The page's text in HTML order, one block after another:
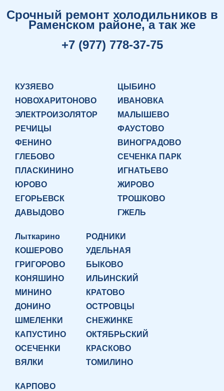
Срочный ремонт холодильников в
Раменском районе, а так же
+7 (977) 778-37-75
КУЗЯЕВО
НОВОХАРИТОНОВО
ЭЛЕКТРОИЗОЛЯТОР
РЕЧИЦЫ
ФЕНИНО
ГЛЕБОВО
ПЛАСКИНИНО
ЮРОВО
ЕГОРЬЕВСК
ДАВЫДОВО
ЦЫБИНО
ИВАНОВКА
МАЛЫШЕВО
ФАУСТОВО
ВИНОГРАДОВО
СЕЧЕНКА ПАРК
ИГНАТЬЕВО
ЖИРОВО
ТРОШКОВО
ГЖЕЛЬ
Лыткарино
КОШЕРОВО
ГРИГОРОВО
КОНЯШИНО
МИНИНО
ДОНИНО
ШМЕЛЕНКИ
КАПУСТИНО
ОСЕЧЕНКИ
ВЯЛКИ
РОДНИКИ
УДЕЛЬНАЯ
БЫКОВО
ИЛЬИНСКИЙ
КРАТОВО
ОСТРОВЦЫ
СНЕЖИНКЕ
ОКТЯБРЬСКИЙ
КРАСКОВО
ТОМИЛИНО
КАРПОВО